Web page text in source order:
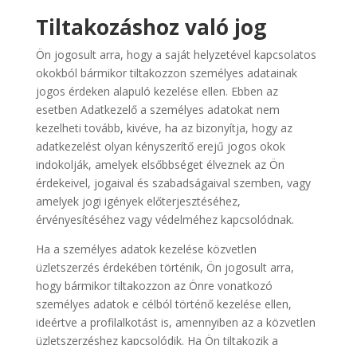
Tiltakozáshoz való jog
Ön jogosult arra, hogy a saját helyzetével kapcsolatos
okokból bármikor tiltakozzon személyes adatainak
jogos érdeken alapuló kezelése ellen. Ebben az
esetben Adatkezelő a személyes adatokat nem
kezelheti tovább, kivéve, ha az bizonyítja, hogy az
adatkezelést olyan kényszerítő erejű jogos okok
indokolják, amelyek elsőbbséget élveznek az Ön
érdekeivel, jogaival és szabadságaival szemben, vagy
amelyek jogi igények előterjesztéséhez,
érvényesítéséhez vagy védelméhez kapcsolódnak.
Ha a személyes adatok kezelése közvetlen
üzletszerzés érdekében történik, Ön jogosult arra,
hogy bármikor tiltakozzon az Önre vonatkozó
személyes adatok e célból történő kezelése ellen,
ideértve a profilalkotást is, amennyiben az a közvetlen
üzletszerzéshez kapcsolódik. Ha Ön tiltakozik a